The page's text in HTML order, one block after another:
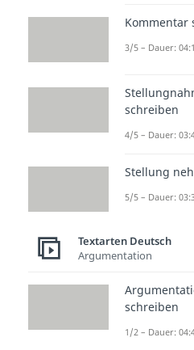
35,3
Maxibrief
in
Postkarten
eine
Kommentar
3/5 – Dauer:
schreiben
4/5 – Dauer:
Stellung
5/5 – Dauer:
Textarten Deutsch
Argumentation
schreiben
1/2 – Dauer: